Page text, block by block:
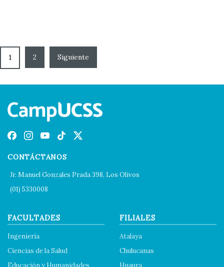
1 2
CONTÁCTANOS
Jr. Manuel Gonzales Prada 398, Los Olivos
(01) 5330008
FACULTADES
Ingeniería
Ciencias de la Salud
Educación y Humanidades
FILIALES
Atalaya
Chulucanas
Huaura